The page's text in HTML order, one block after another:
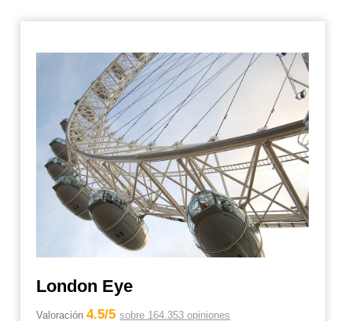
London Eye
Valoración4.5/5sobre 164.353 opiniones